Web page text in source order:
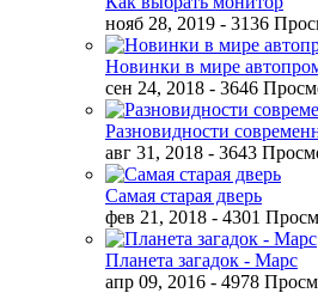
нояб 28, 2019 - 3136
Новинки в мире
сен 24, 2018 - 3646
Разновидности
авг 31, 2018 - 3643
Самая старая дверь
фев 21, 2018 - 4301
Планета загадок - Марс
апр 09, 2016 - 4978